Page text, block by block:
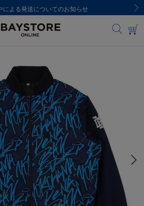
による発送についてのお知らせ